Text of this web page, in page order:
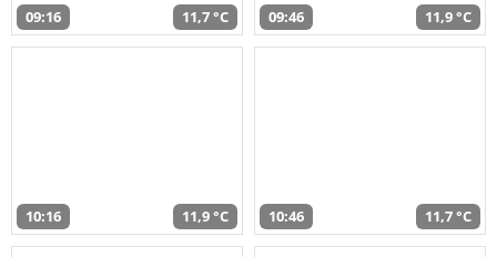
09:16 11,7 °C 09:46 11,9 °C
10:16 11,9 °C 10:46 11,7 °C